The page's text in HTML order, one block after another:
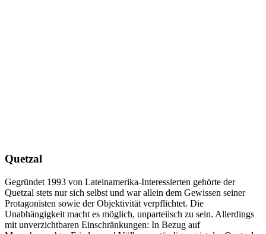
Quetzal
Gegründet 1993 von Lateinamerika-Interessierten gehörte der
Quetzal stets nur sich selbst und war allein dem Gewissen seiner
Protagonisten sowie der Objektivität verpflichtet. Die
Unabhängigkeit macht es möglich, unparteiisch zu sein. Allerdings
mit unverzichtbaren Einschränkungen: In Bezug auf